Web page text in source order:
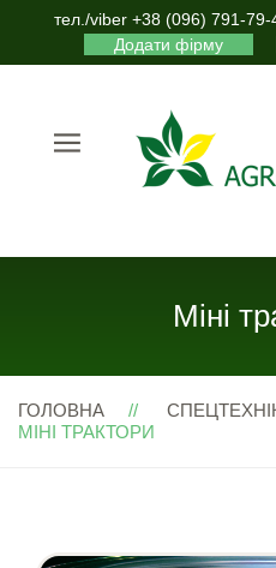
тел./viber +38 (096) 791-
Додати фірму
Міні
ГОЛОВНА
МІНІ ТРАКТОРИ